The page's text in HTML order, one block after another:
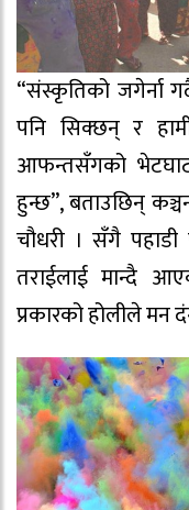
“संस्कृतिको जगेर्ना
पनि सिक्छन् र
आफन्तसँगको
हुन्छ”, बताउछिन्
चौधरी । सँगै
तराईलाई मान्दै
प्रकारको होलीले मन